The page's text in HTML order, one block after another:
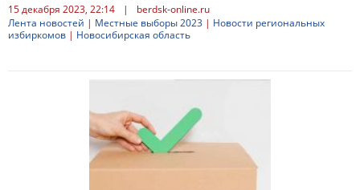
15 декабря 2023, 22:14 |
berdsk-online.ru
Лента новостей | Местные выборы 2023 | Новости региональных
избиркомов | Новосибирская область